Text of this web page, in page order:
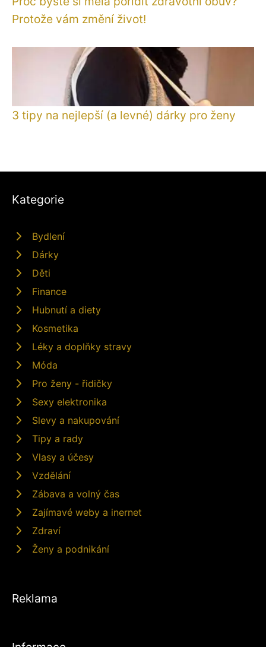
Protože vám změní život!
3 tipy na nejlepší (a levné) dárky pro ženy
Kategorie
Bydlení
Dárky
Děti
Finance
Hubnutí a diety
Kosmetika
Léky a doplňky stravy
Móda
Pro ženy - řidičky
Sexy elektronika
Slevy a nakupování
Tipy a rady
Vlasy a účesy
Vzdělání
Zábava a volný čas
Zajímavé weby a inernet
Zdraví
Ženy a podnikání
Reklama